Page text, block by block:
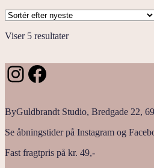
Viser 5 resultaterSorteret
Instagram
Facebook
ByGuldbrandt Studio, Bredgade 22,
Se åbningstider på Instagram og
Fast fragtpris på kr. 49,-